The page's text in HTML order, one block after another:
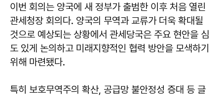
이번 회의는 양국에 새 정부가 출범한 이후 처음 열린
관세청장 회의다. 양국의 무역과 교류가 더욱 확대될
것으로 예상되는 상황에서 관세당국은 주요 현안을 심
도 있게 논의하고 미래지향적인 협력 방안을 모색하기
위해 마련됐다.
특히 보호무역주의 확산, 공급망 불안정성 증대 등 글